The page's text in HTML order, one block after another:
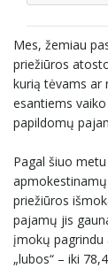
Mes, žemiau
priežiūros
kurią tėvams
esantiems
papildomų
Pagal šiuo
priežiūros
pajamų jis
įmokų
„lubos“ – iki